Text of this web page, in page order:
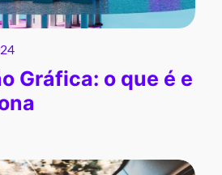
Gráfica: o que é e